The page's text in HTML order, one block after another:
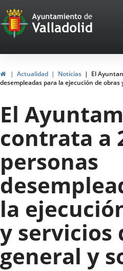
Portal
Web
del
Ayuntamiento
de
Valladolid
HomeActualidad Noticias
El
desempleadas para la ejecución de
El
contrata a
personas
la
y servicios
general y